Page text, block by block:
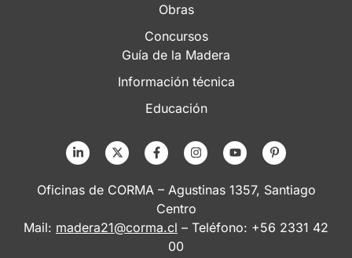
Obras
Concursos
Guía de la Madera
Información técnica
Educación
Oficinas de CORMA – Agustinas 1357, Santiago
Centro
Mail: madera21@corma.cl – Teléfono: +56 2331 42
00